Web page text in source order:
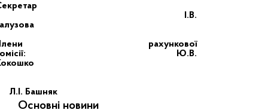
рахункової
Ю.В.
Башняк
Основні новини